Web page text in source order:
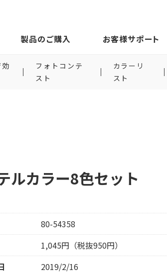
製品のご購入 お客様サポート
フォトコンテ
スト
カラーリ
スト
ルカラー8色セット
80-54358
1,045円（税抜950円）
2019/2/16